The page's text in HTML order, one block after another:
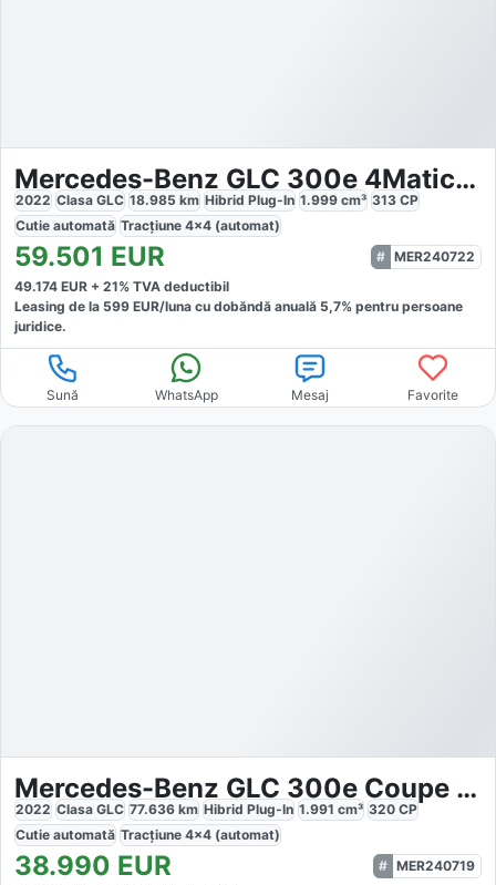
Mercedes-Benz GLC 300e 4Matic AMG Line
2022 Clasa GLC 18.985 km Hibrid Plug-In 1.999 cm³ 313 CP
Cutie automată Tracțiune 4x4 (automat)
59.501 EUR
MER240722
49.174 EUR + 21% TVA deductibil
Leasing de la 599 EUR/luna cu dobăndă anuală 5,7% pentru persoane
juridice.
Sună WhatsApp Mesaj Favorite
Mercedes-Benz GLC 300e Coupe 4Matic
2022 Clasa GLC 77.636 km Hibrid Plug-In 1.991 cm³ 320 CP
Cutie automată Tracțiune 4x4 (automat)
38.990 EUR
MER240719